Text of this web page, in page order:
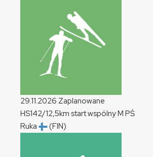
29.11.2026 Zaplanowane
HS142/12,5km start wspólnyM PŚ
Ruka
(FIN)